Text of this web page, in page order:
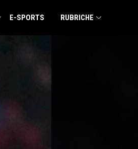
E-SPORTS RUBRICHE